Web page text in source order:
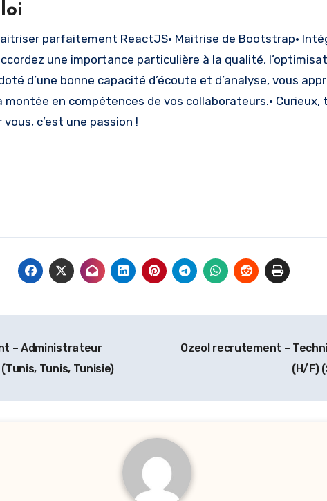
parfaitement ReactJS• Maitrise de Bootstrap•
une importance particulière à la qualité,
d’une bonne capacité d’écoute et d’analyse, vous
en compétences de vos collaborateurs.• Curieux,
c’est une passion !
– Administrateur
Tunis, Tunisie)
Ozeol recrutement –
(H/F)